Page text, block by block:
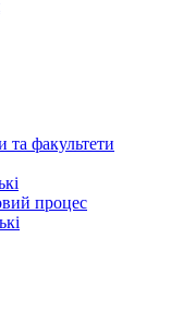
та факультети
процес